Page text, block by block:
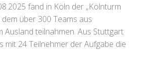
fand in Köln der „Kölnturm
über 300 Teams aus
Ausland teilnahmen. Aus Stuttgart
mit 24 Teilnehmer der Aufgabe die